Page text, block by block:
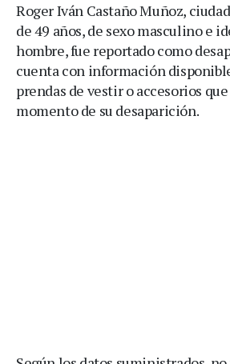
Roger Iván Castaño Muñoz,
de 49 años, de sexo masculino e
hombre, fue reportado como
cuenta con información
prendas de vestir o accesorios
momento de su desaparición.